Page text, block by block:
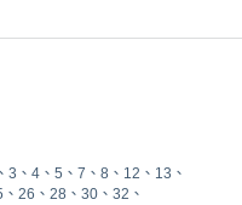
3、4、5、7、8、12、13、
26、28、30、32、